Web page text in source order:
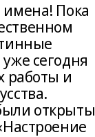
Пока
сегодня
работы и
открыты